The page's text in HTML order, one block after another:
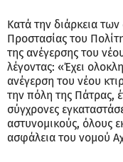
Κατά την διάρκεια
Προστασίας του
της ανέγερσης του
λέγοντας: «Έχει
ανέγερση του νέου
την πόλη της Πάτρας,
σύγχρονες
αστυνομικούς, όλους
ασφάλεια του νομού